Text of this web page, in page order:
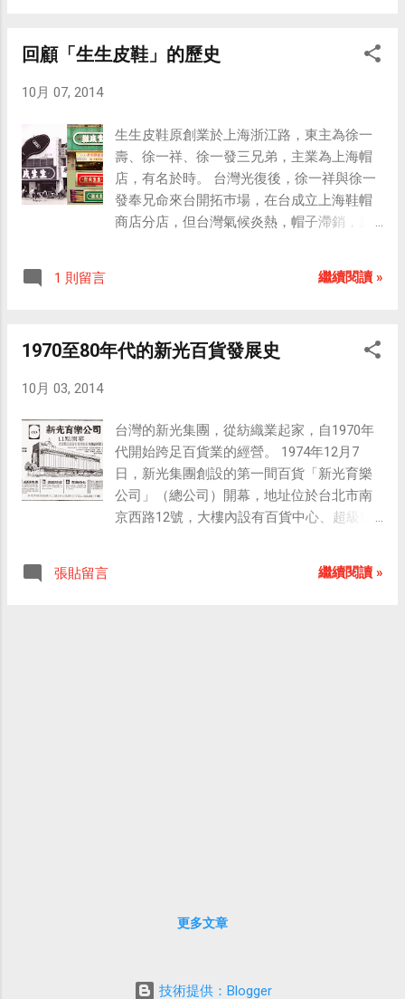
出各式新穎服飾百貨，來滿足消費者的需
回顧「生生皮鞋」的歷史
10月 07, 2014
生生皮鞋原創業於上海浙江路，東主為徐一
壽、徐一祥、徐一發三兄弟，主業為上海帽
店，有名於時。 台灣光復後，徐一祥與徐一
發奉兄命來台開拓巿場，在台成立上海鞋帽
商店分店，但台灣氣候炎熱，帽子滯銷，原
所開設的「生生皮鞋廠」正式開幕。當天刊
間，非常講究店頭布置、招牌設計和廣告宣
1 則留言 繼續閱讀 »
1970至80年代的新光百貨發展史
10月 03, 2014
台灣的新光集團，從紡織業起家，自1970年
代開始跨足百貨業的經營。 1974年12月7
日，新光集團創設的第一間百貨「新光育樂
公司」（總公司）開幕，地址位於台北市南
京西路12號，大樓內設有百貨中心、超級市
號）的新光超級市場民生分公司開幕，營業
張貼留言 繼續閱讀 »
更多文章
技術提供：Blogger